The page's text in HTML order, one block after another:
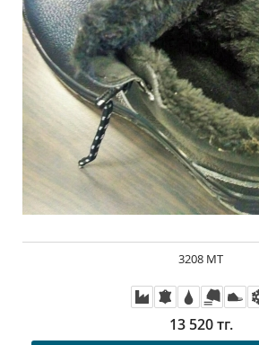
3208 MT
13 520 тг.